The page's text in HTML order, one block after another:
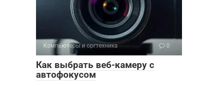
Компьютеры и оргтехника 0
Как выбрать веб-камеру с
автофокусом